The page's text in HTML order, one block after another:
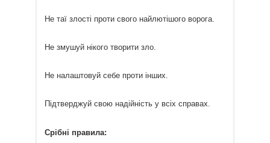
Не таї злості проти свого найлютішого ворога.
Не змушуй нікого творити зло.
Не налаштовуй себе проти інших.
Підтверджуй свою надійність у всіх справах.
Срібні правила: